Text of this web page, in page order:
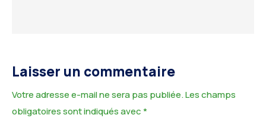
Laisser un commentaire
Votre adresse e-mail ne sera pas publiée.Les champs
obligatoires sont indiqués avec*